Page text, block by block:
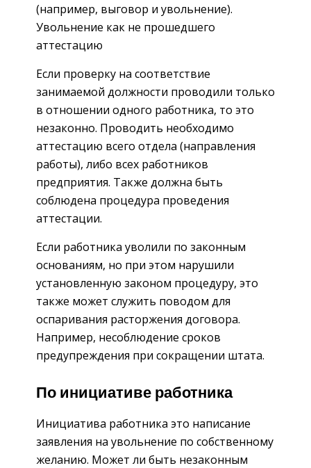
(например, выговор и увольнение).
Увольнение как не прошедшего
аттестацию
Если проверку на соответствие
занимаемой должности проводили только
в отношении одного работника, то это
незаконно. Проводить необходимо
аттестацию всего отдела (направления
работы), либо всех работников
предприятия. Также должна быть
соблюдена процедура проведения
аттестации.
Если работника уволили по законным
основаниям, но при этом нарушили
установленную законом процедуру, это
также может служить поводом для
оспаривания расторжения договора.
Например, несоблюдение сроков
предупреждения при сокращении штата.
По инициативе работника
Инициатива работника это написание
заявления на увольнение по собственному
желанию. Может ли быть незаконным